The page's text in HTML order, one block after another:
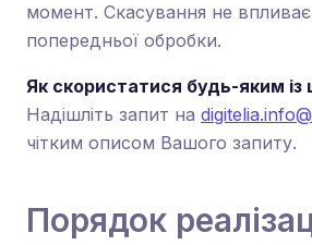
момент. Скасування не впливає
попередньої обробки.
Як скористатися будь-яким із
Надішліть запит на
чітким описом Вашого запиту.
Порядок